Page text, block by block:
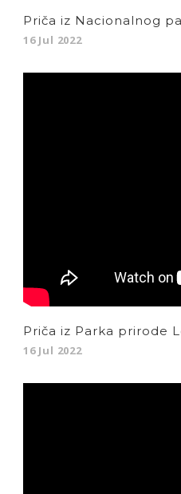
Priča iz Nacionalnog
16 Jul 2022
Priča iz Parka prirode
16 Jul 2022